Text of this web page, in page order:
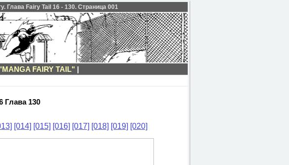
Глава Fairy Tail 16 - 130. Страница 001
FAIRY TAIL" |
Глава 130
[014] [015] [016] [017] [018] [019] [020]